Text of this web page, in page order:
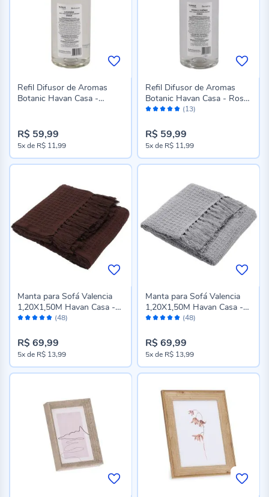
Refil Difusor de Aromas
Botanic Havan Casa -
R$ 59,99
5xde R$ 11,99
Avaliação: (13)
Refil Difusor de Aromas
Botanic Havan Casa - Rosas
e Peônia
R$ 59,99
5xde R$ 11,99
Avaliação: (48)
Manta para Sofá Valencia
1,20X1,50M Havan Casa -
Marrom
R$ 69,99
5xde R$ 13,99
Avaliação: (48)
Manta para Sofá Valencia
1,20X1,50M Havan Casa -
Cinza
R$ 69,99
5xde R$ 13,99